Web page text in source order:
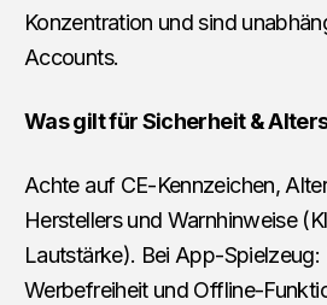
Konzentration und sind
Accounts.
Was gilt für Sicherheit &
Achte auf CE-Kennzeichen,
Herstellers und Warnhinweise
Lautstärke). Bei App-
Werbefreiheit und Offline-